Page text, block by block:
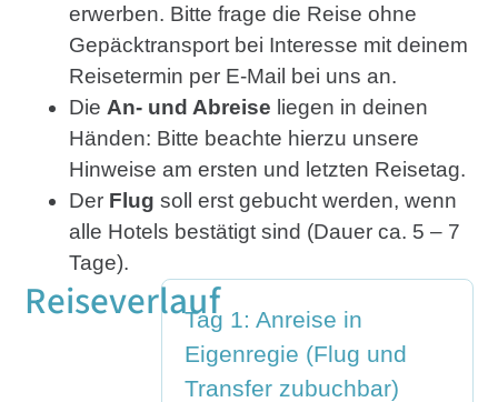
erwerben. Bitte frage die Reise ohne
Gepäcktransport bei Interesse mit deinem
Reisetermin per E-Mail bei uns an.
Die An- und Abreise liegen in deinen
Händen: Bitte beachte hierzu unsere
Hinweise am ersten und letzten Reisetag.
Der Flug soll erst gebucht werden, wenn
alle Hotels bestätigt sind (Dauer ca. 5 – 7
Tage).
ReiseverlaufTag 1: Anreise in
Eigenregie (Flug und
Transfer zubuchbar)